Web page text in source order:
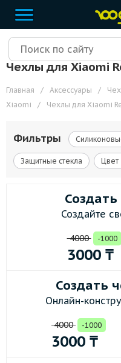
Чехлы для Xiaomi
Главная / Аксессуары /
Xiaomi
/ Чехлы для Xiaomi
Фильтры
Защитные стекла Цвет
Создайте
4000 -1000
3000 ₸
Создать
Онлайн-
4000 -1000
3000 ₸